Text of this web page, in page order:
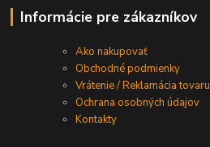
Informácie pre zákazníkov
Ako nakupovať
Obchodné podmienky
Vrátenie / Reklamácia tovaru
Ochrana osobných údajov
Kontakty